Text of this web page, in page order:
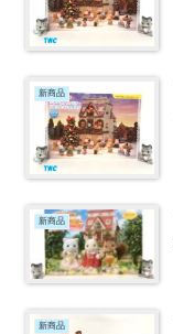
新商品
新商品
新商品